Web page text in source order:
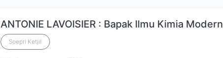
ANTONIE LAVOISIER : Bapak Ilmu Kimia Modern
Soepri Ketjil